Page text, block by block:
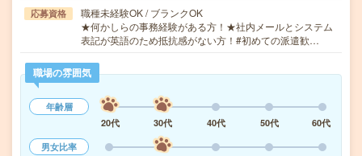
応募資格
職種未経験OK / ブランクOK
★何かしらの事務経験がある方！★社内メールとシステム
表記が英語のため抵抗感がない方！#初めての派遣歓…
職場の雰囲気
年齢層
20代
30代 40代 50代
60代
男女比率